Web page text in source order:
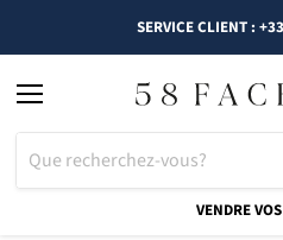
SERVICE CLIENT :
VENDRE